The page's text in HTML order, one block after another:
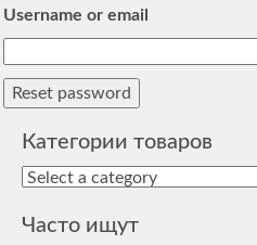
Username or email
Reset password
Категории товаров
Часто ищут